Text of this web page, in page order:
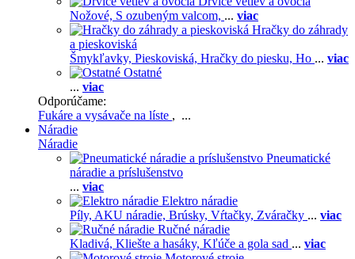
Nožové, S ozubeným valcom, ... viac
Hračky do záhrady
a pieskoviská
Šmykľavky, Pieskoviská, Hračky do piesku, Ho ... viac
Ostatné
... viac
Odporúčame:
Fukáre a vysávače na líste , ...
Náradie
Náradie
Pneumatické
náradie a príslušenstvo
... viac
Elektro náradie
Píly, AKU náradie, Brúsky, Vŕtačky, Zváračky ... viac
Ručné náradie
Kladivá, Kliešte a hasáky, Kľúče a gola sad ... viac